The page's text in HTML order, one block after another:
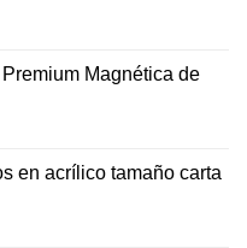
Magnética de
en acrílico tamaño carta